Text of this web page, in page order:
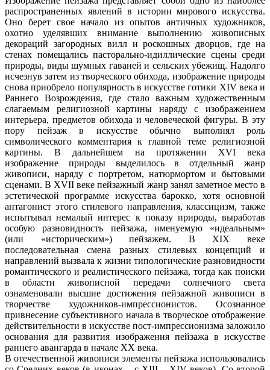
распространенных явлений в истории мирового искусства.
Оно берет свое начало из опытов античных художников,
охотно уделявших внимание выполнению живописных
декораций загородных вилл и роскошных дворцов, где на
стенах помещались пасторально-идиллические сцены среди
природы, виды шумных гаваней и сельских убежищ. Надолго
исчезнув затем из творческого обихода, изображение природы
снова приобрело популярность в искусстве готики XIV века и
Раннего Возрождения, где стало важным художественным
слагаемым религиозной картины наряду с изображением
интерьера, предметов обихода и человеческой фигуры. В эту
пору пейзаж в искусстве обычно выполнял роль
символического комментария к главной теме религиозной
картины. В дальнейшем на протяжении XVI века
изображение природы выделилось в отдельный жанр
живописи, наряду с портретом, натюрмортом и бытовыми
сценами. В XVII веке пейзажный жанр занял заметное место в
эстетической программе искусства барокко, хотя основной
антагонист этого стилевого направления, классицизм, также
испытывал немалый интерес к показу природы, выработав
особую разновидность пейзажа, именуемую «идеальным»
(или «историческим») пейзажем. В XIX веке
последовательная смена разных стилевых концепций и
направлений вызвала к жизни типологические разновидности
романтического и реалистического пейзажа, тогда как поиски
в области живописной передачи солнечного света
ознаменовали высшие достижения пейзажной живописи в
творчестве художников-импрессионистов. Осознанное
привнесение субъективного начала в творческое отображение
действительности в искусстве пост-импрессионизма заложило
основания для развития изображения пейзажа в искусстве
раннего авангарда в начале ХХ века.
В отечественной живописи элементы пейзажа использовались